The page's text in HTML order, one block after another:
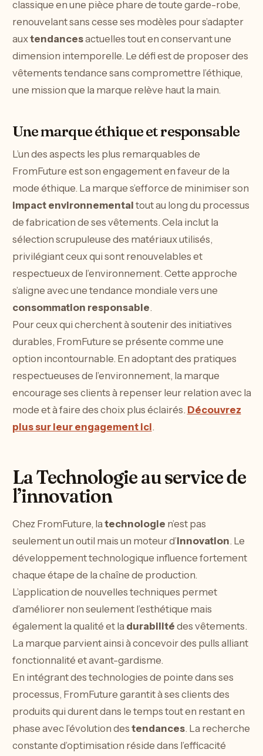
classique en une pièce phare de toute garde-robe,
renouvelant sans cesse ses modèles pour s’adapter
auxtendancesactuelles tout en conservant une
dimension intemporelle. Le défi est de proposer des
vêtements tendance sans compromettre l’éthique,
une mission que la marque relève haut la main.
Une marque éthique et responsable
L’un des aspects les plus remarquables de
FromFuture est son engagement en faveur de la
mode éthique. La marque s’efforce de minimiser son
impact environnemental tout au long du processus
de fabrication de ses vêtements. Cela inclut la
sélection scrupuleuse des matériaux utilisés,
privilégiant ceux qui sont renouvelables et
respectueux de l’environnement. Cette approche
s’aligne avec une tendance mondiale vers une
consommation responsable.
Pour ceux qui cherchent à soutenir des initiatives
durables, FromFuture se présente comme une
option incontournable. En adoptant des pratiques
respectueuses de l’environnement, la marque
encourage ses clients à repenser leur relation avec la
mode et à faire des choix plus éclairés. Découvrez
plus sur leur engagement ici.
La Technologie au service de
l’innovation
Chez FromFuture, latechnologie n’est pas
seulement un outil mais un moteur d’innovation. Le
développement technologique influence fortement
chaque étape de la chaîne de production.
L’application de nouvelles techniques permet
d’améliorer non seulement l’esthétique mais
également la qualité et la durabilité des vêtements.
La marque parvient ainsi à concevoir des pulls alliant
fonctionnalité et avant-gardisme.
En intégrant des technologies de pointe dans ses
processus, FromFuture garantit à ses clients des
produits qui durent dans le temps tout en restant en
phase avec l’évolution des tendances. La recherche
constante d’optimisation réside dans l’efficacité